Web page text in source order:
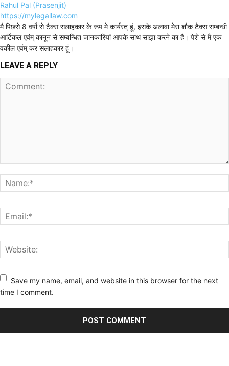
Rahul Pal (Prasenjit)
https://mylegallaw.com
मै पिछसे 8 वर्षो से टैक्स सलाहकार के रूप मे कार्यरत् हूं, इसके अलावा मेरा शौक टैक्स सम्बन्धी
आर्टिकल एवंम् कानून से सम्बन्धित जानकारियां आपके साथ साझा करने का है। पेशे से मै एक
वकील एवंम् कर सलाहकार हूं।
LEAVE A REPLY
Save my name, email, and website in this browser for the next
time I comment.